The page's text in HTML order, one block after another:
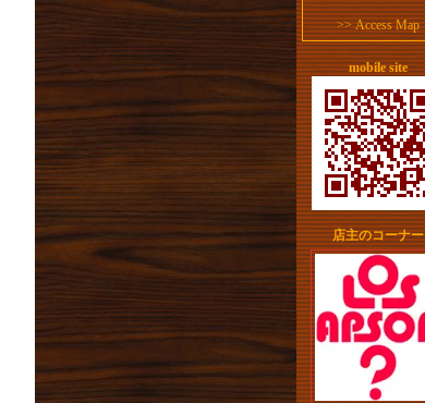
>>Access Map
mobile site
店主のコーナー